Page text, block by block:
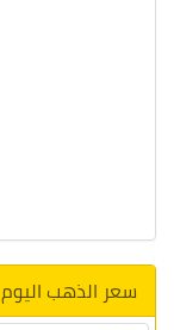
سعر الذهب اليوم